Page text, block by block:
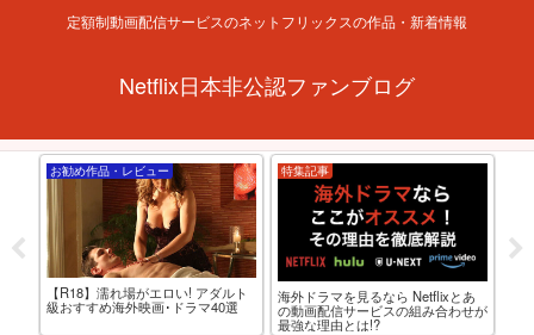
定額制動画配信サービスのネットフリックスの作品・新着情報
Netflix日本非公認ファンブログ
お勧め作品・レビュー
【R18】濡れ場がエロい! アダルト
級おすすめ海外映画･ドラマ40選
特集記事
海外ドラマを見るなら Netflixとあ
の動画配信サービスの組み合わせが
最強な理由とは!?